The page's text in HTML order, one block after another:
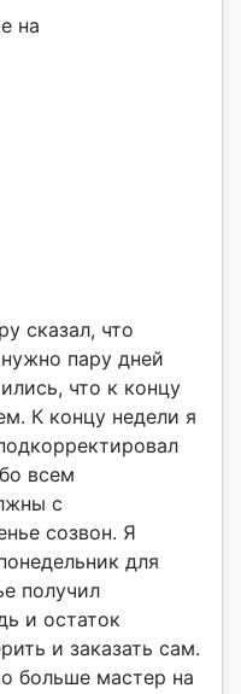
на
сказал, что
пару дней
что к концу
К концу недели я
всем
с
созвон. Я
для
получил
и остаток
и заказать сам.
больше мастер на